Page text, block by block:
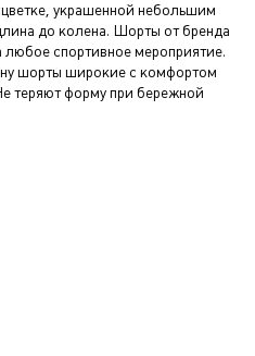
украшенной небольшим
до колена. Шорты от бренда
спортивное мероприятие.
шорты широкие с комфортом
теряют форму при бережной